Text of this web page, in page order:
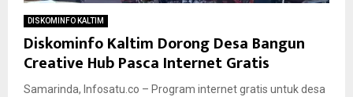
DISKOMINFO KALTIM
Diskominfo Kaltim Dorong Desa Bangun
Creative Hub Pasca Internet Gratis
Samarinda, Infosatu.co – Program internet gratis untuk desa